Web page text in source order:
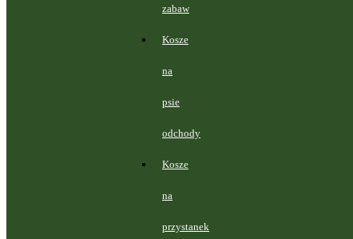
zabaw
Kosze
na
psie
odchody
Kosze
na
przystanek